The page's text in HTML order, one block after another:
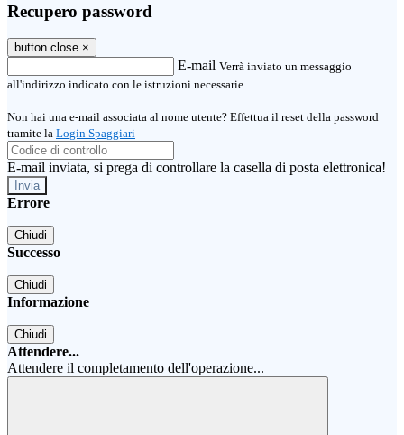
Recupero password
button close ×
E-mail Verrà inviato un messaggio
all'indirizzo indicato con le istruzioni necessarie.
Non hai una e-mail associata al nome utente? Effettua il reset della password
tramite la Login Spaggiari
E-mail inviata, si prega di controllare la casella di posta elettronica!
Errore
Chiudi
Successo
Chiudi
Informazione
Chiudi
Attendere...
Attendere il completamento dell'operazione...